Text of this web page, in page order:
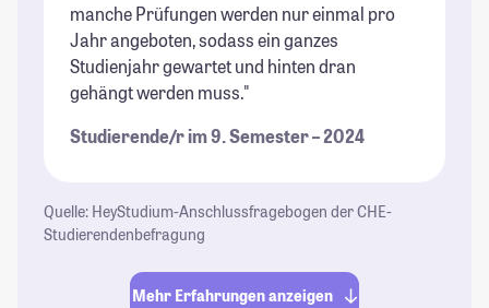
manche Prüfungen werden nur einmal pro
Jahr angeboten, sodass ein ganzes
Studienjahr gewartet und hinten dran
gehängt werden muss."
Studierende/r im 9. Semester – 2024
Quelle: HeyStudium-Anschlussfragebogen der CHE-
Studierendenbefragung
Mehr Erfahrungen anzeigen